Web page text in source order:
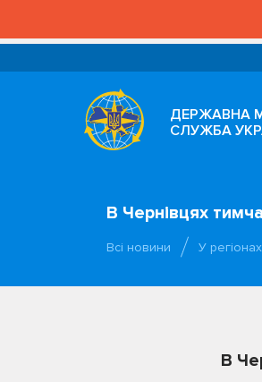
ДЕРЖАВНА
СЛУЖБА
В Чернівцях
Всі новини У регіонах
В